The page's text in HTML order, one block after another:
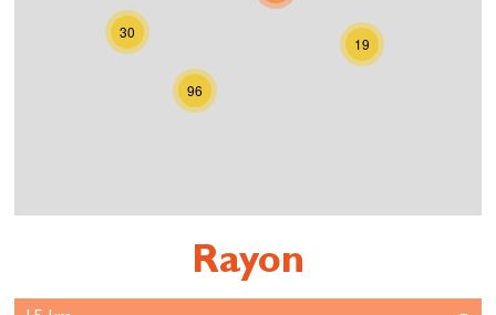
30
19
96
Rayon